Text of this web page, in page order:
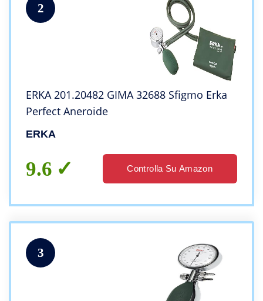
2
ERKA 201.20482 GIMA 32688 Sfigmo Erka
Perfect Aneroide
ERKA
9.6 Controlla Su Amazon
3